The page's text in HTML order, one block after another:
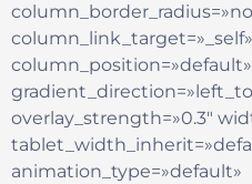
column_link_target=»_self»
column_position=»default»
overlay_strength=»0.3″
animation_type=»default»